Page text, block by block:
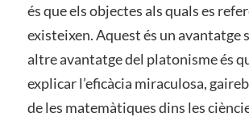
és que els objectes als quals es
existeixen. Aquest és un avantatge
altre avantatge del platonisme és
explicar l’eficàcia miraculosa,
de les matemàtiques dins les